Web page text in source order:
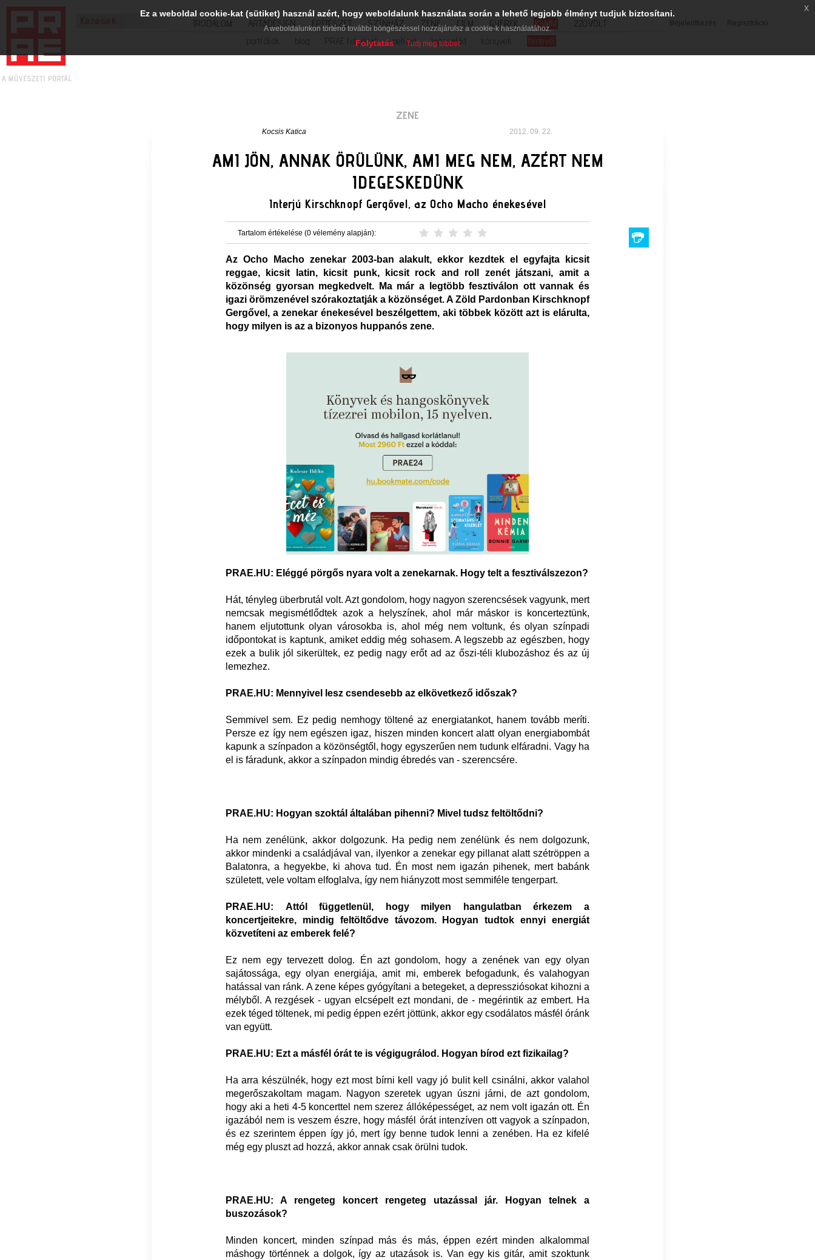
Bejelentkezés Regisztráció
IRODALOM ART&DESIGN ÉPÍTÉSZET SZÍNHÁZ ZENE FILM GYEREK KSMM
220VOLT
portfóliók
blog PRAE folyóirat petíció lapcsalád könyvek hírlevél
ZENE
Kocsis Katica 2012. 09. 22.
AMI JÖN, ANNAK ÖRÜLÜNK, AMI MEG NEM, AZÉRT NEM
IDEGESKEDÜNK
Interjú Kirschknopf Gergővel, az Ocho Macho énekesével
Tartalom értékelése (0 vélemény alapján):
Az Ocho Macho zenekar 2003-ban alakult, ekkor kezdtek el egyfajta kicsit
reggae, kicsit latin, kicsit punk, kicsit rock and roll zenét játszani, amit a
közönség gyorsan megkedvelt. Ma már a legtöbb fesztiválon ott vannak és
igazi örömzenével szórakoztatják a közönséget. A Zöld Pardonban Kirschknopf
Gergővel, a zenekar énekesével beszélgettem, aki többek között azt is elárulta,
hogy milyen is az a bizonyos huppanós zene.
PRAE.HU: Eléggé pörgős nyara volt a zenekarnak. Hogy telt a fesztiválszezon?
Hát, tényleg überbrutál volt. Azt gondolom, hogy nagyon szerencsések vagyunk, mert
nemcsak megismétlődtek azok a helyszínek, ahol már máskor is koncerteztünk,
hanem eljutottunk olyan városokba is, ahol még nem voltunk, és olyan színpadi
időpontokat is kaptunk, amiket eddig még sohasem. A legszebb az egészben, hogy
ezek a bulik jól sikerültek, ez pedig nagy erőt ad az őszi-téli klubozáshoz és az új
lemezhez.
PRAE.HU: Mennyivel lesz csendesebb az elkövetkező időszak?
Semmivel sem. Ez pedig nemhogy töltené az energiatankot, hanem tovább meríti.
Persze ez így nem egészen igaz, hiszen minden koncert alatt olyan energiabombát
kapunk a színpadon a közönségtől, hogy egyszerűen nem tudunk elfáradni. Vagy ha
el is fáradunk, akkor a színpadon mindig ébredés van - szerencsére.
PRAE.HU: Hogyan szoktál általában pihenni? Mivel tudsz feltöltődni?
Ha nem zenélünk, akkor dolgozunk. Ha pedig nem zenélünk és nem dolgozunk,
akkor mindenki a családjával van, ilyenkor a zenekar egy pillanat alatt szétröppen a
Balatonra, a hegyekbe, ki ahova tud. Én most nem igazán pihenek, mert babánk
született, vele voltam elfoglalva, így nem hiányzott most semmiféle tengerpart.
PRAE.HU: Attól függetlenül, hogy milyen hangulatban érkezem a
koncertjeitekre, mindig feltöltődve távozom. Hogyan tudtok ennyi energiát
közvetíteni az emberek felé?
Ez nem egy tervezett dolog. Én azt gondolom, hogy a zenének van egy olyan
sajátossága, egy olyan energiája, amit mi, emberek befogadunk, és valahogyan
hatással van ránk. A zene képes gyógyítani a betegeket, a depressziósokat kihozni a
mélyből. A rezgések - ugyan elcsépelt ezt mondani, de - megérintik az embert. Ha
ezek téged töltenek, mi pedig éppen ezért jöttünk, akkor egy csodálatos másfél óránk
van együtt.
PRAE.HU: Ezt a másfél órát te is végigugrálod. Hogyan bírod ezt fizikailag?
Ha arra készülnék, hogy ezt most bírni kell vagy jó bulit kell csinálni, akkor valahol
megerőszakoltam magam. Nagyon szeretek ugyan úszni járni, de azt gondolom,
hogy aki a heti 4-5 koncerttel nem szerez állóképességet, az nem volt igazán ott. Én
igazából nem is veszem észre, hogy másfél órát intenzíven ott vagyok a színpadon,
és ez szerintem éppen így jó, mert így benne tudok lenni a zenében. Ha ez kifelé
még egy pluszt ad hozzá, akkor annak csak örülni tudok.
PRAE.HU: A rengeteg koncert rengeteg utazással jár. Hogyan telnek a
buszozások?
Minden koncert, minden színpad más és más, éppen ezért minden alkalommal
máshogy történnek a dolgok, így az utazások is. Van egy kis gitár, amit szoktunk
Ez a weboldal cookie-kat (sütiket) használ azért, hogy weboldalunk használata során a lehető legjobb élményt tudjuk biztosítani.
A weboldalunkon történő további böngészéssel hozzájárulsz a cookie-k használatához.
Folytatás Tudj meg többet
x